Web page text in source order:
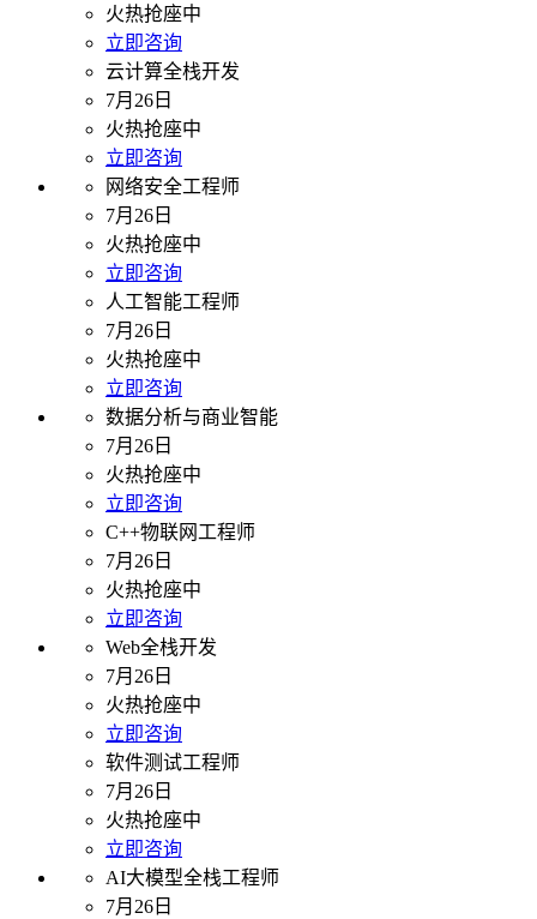
火热抢座中
立即咨询
云计算全栈开发
7月26日
火热抢座中
立即咨询
网络安全工程师
7月26日
火热抢座中
立即咨询
人工智能工程师
7月26日
火热抢座中
立即咨询
数据分析与商业智能
7月26日
火热抢座中
立即咨询
C++物联网工程师
7月26日
火热抢座中
立即咨询
Web全栈开发
7月26日
火热抢座中
立即咨询
软件测试工程师
7月26日
火热抢座中
立即咨询
AI大模型全栈工程师
7月26日